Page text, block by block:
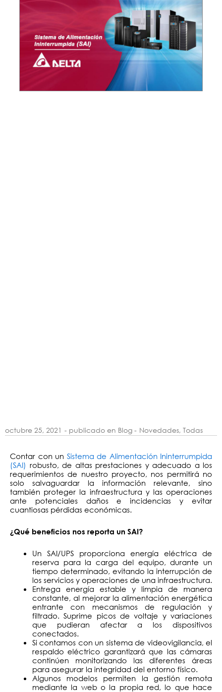
octubre 25, 2021 - publicado en Blog - Novedades, Todas
Contar con un Sistema de Alimentación Ininterrumpida
(SAI) robusto, de altas prestaciones y adecuado a los
requerimientos de nuestro proyecto, nos permitirá no
solo salvaguardar la información relevante, sino
también proteger la infraestructura y las operaciones
ante potenciales daños e incidencias y evitar
cuantiosas pérdidas económicas.
¿Qué beneficios nos reporta un SAI?
Un SAI/UPS proporciona energía eléctrica de
reserva para la carga del equipo, durante un
tiempo determinado, evitando la interrupción de
los servicios y operaciones de una infraestructura.
Entrega energía estable y limpia de manera
constante, al mejorar la alimentación energética
entrante con mecanismos de regulación y
filtrado. Suprime picos de voltaje y variaciones
que pudieran afectar a los dispositivos
conectados.
Si contamos con un sistema de videovigilancia, el
respaldo eléctrico garantizará que las cámaras
continúen monitorizando las diferentes áreas
para asegurar la integridad del entorno físico.
Algunos modelos permiten la gestión remota
mediante la web o la propia red, lo que hace